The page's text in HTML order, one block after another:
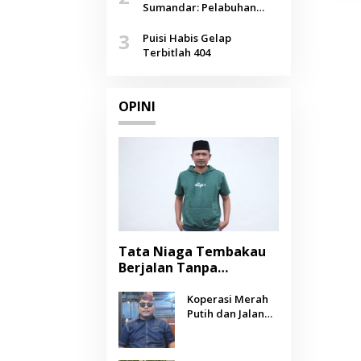
Agustus
Sumandar: Pelabuhan
Selendang Benang Merah
Lombang
3
Puisi Habis Gelap
Terbitlah 404
OPINI
Tata Niaga Tembakau
Berjalan Tanpa
Negara Berpihak
kepada Petani?
Koperasi Merah
Putih dan Jalan